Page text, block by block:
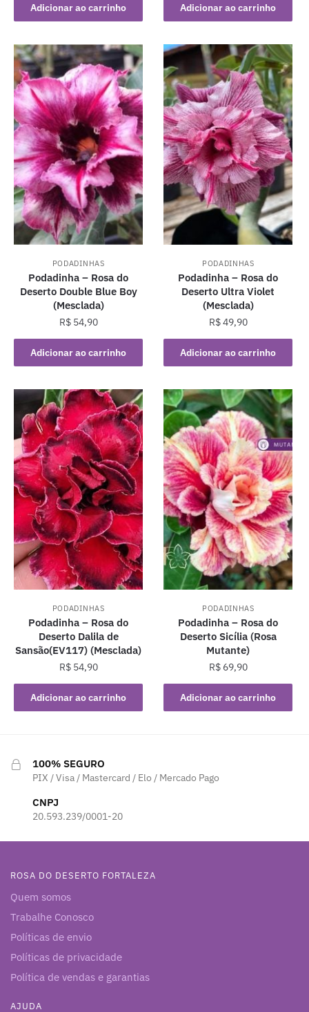
Adicionar ao carrinho Adicionar ao carrinho
PODADINHAS
Podadinha – Rosa do
Deserto Double Blue Boy
(Mesclada)
R$54,90
Adicionar ao carrinho
PODADINHAS
Podadinha – Rosa do
Deserto Ultra Violet
(Mesclada)
R$49,90
Adicionar ao carrinho
PODADINHAS
Podadinha – Rosa do
Deserto Dalila de
Sansão(EV117) (Mesclada)
R$54,90
Adicionar ao carrinho
PODADINHAS
Podadinha – Rosa do
Deserto Sicília (Rosa
Mutante)
R$69,90
Adicionar ao carrinho
100% SEGURO
PIX / Visa / Mastercard / Elo / Mercado Pago
CNPJ
20.593.239/0001-20
ROSA DO DESERTO FORTALEZA
Quem somos
Trabalhe Conosco
Políticas de envio
Políticas de privacidade
Política de vendas e garantias
AJUDA